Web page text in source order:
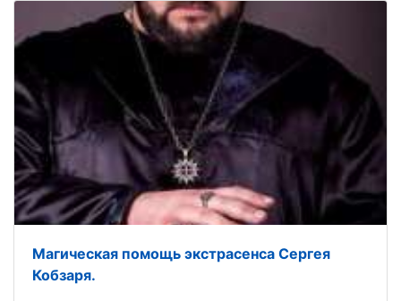
Магическая помощь экстрасенса Сергея
Кобзаря.